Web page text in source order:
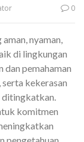
0
nyaman,
di lingkungan
dan pemahaman
kekerasan
ditingkatkan.
komitmen